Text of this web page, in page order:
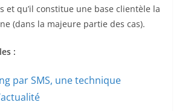
et qu’il constitue une base clientèle la
(dans la majeure partie des cas).
:
par SMS, une technique